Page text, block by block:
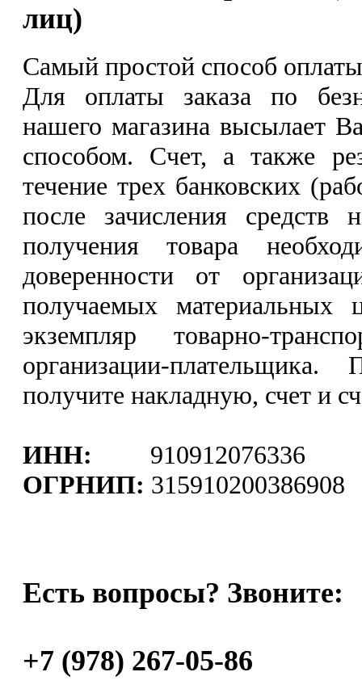
лиц)
Самый простой способ
Для оплаты заказа по
нашего магазина высылает
способом. Счет, а также
течение трех банковских
после зачисления
получения товара
доверенности от
получаемых материальных
экземпляр
получите накладную, счет и
ИНН: 910912076336
ОГРНИП: 315910200386908
Есть вопросы? Звоните:
+7 (978) 267-05-86